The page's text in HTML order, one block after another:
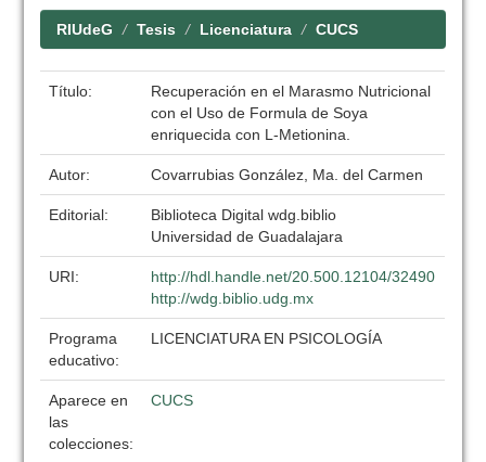
RIUdeG Tesis Licenciatura CUCS
Título:
Recuperación en el Marasmo Nutricional
con el Uso de Formula de Soya
enriquecida con L-Metionina.
Autor: Covarrubias González, Ma. del Carmen
Editorial:
Biblioteca Digital wdg.biblio
Universidad de Guadalajara
URI:
http://hdl.handle.net/20.500.12104/32490
http://wdg.biblio.udg.mx
Programa
educativo:
LICENCIATURA EN PSICOLOGÍA
Aparece en
las
colecciones:
CUCS